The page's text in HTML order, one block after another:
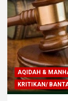
AQIDAH &
KRITIKAN/